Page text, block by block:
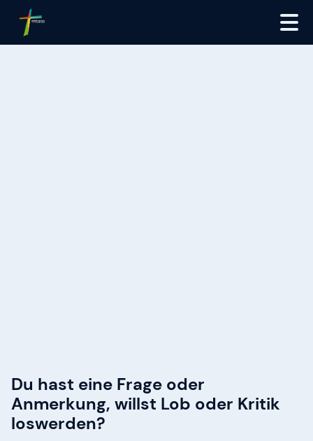
Kontakt
Du hast eine Frage oder
Anmerkung, willst Lob oder Kritik
loswerden?